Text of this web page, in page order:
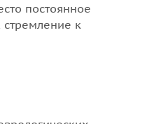
постоянное
стремление к